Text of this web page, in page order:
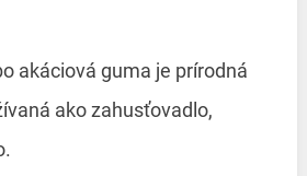
akáciová guma je prírodná
ako zahusťovadlo,